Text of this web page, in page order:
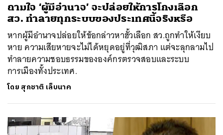
ถามใจ ‘ผู้มีอำนาจ’ จะปล่อยให้การโกงเลือก
สว. ทำลายทุกระบบของประเทศนี้จริงหรือ
หากผู้มีอำนาจปล่อยให้ข้อกล่าวหาฮั้วเลือก สว.ถูกทำให้เงียบ
หาย ความเสียหายจะไม่ได้หยุดอยู่ที่วุฒิสภา แต่จะลุกลามไป
ทำลายความชอบธรรมขององค์กรตรวจสอบและระบบ
การเมืองทั้งประเทศ.
โดย สุภชาติ เล็บนาค